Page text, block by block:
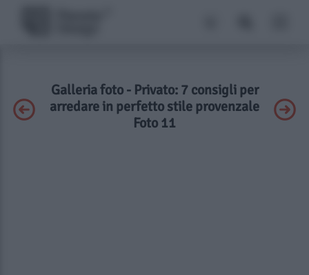
Galleria foto - Privato: 7 consigli per
arredare in perfetto stile provenzale
Foto 11